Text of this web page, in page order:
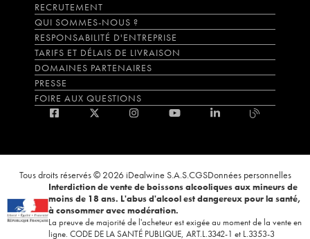
RECRUTEMENT
QUI SOMMES-NOUS ?
RESPONSABILITÉ D'ENTREPRISE
TARIFS ET DÉLAIS DE LIVRAISON
DOMAINES PARTENAIRES
PRESSE
FOIRE AUX QUESTIONS
Tous droits réservés © 2026 iDealwine S.A.S.CGSDonnées personnelles
Interdiction de vente de boissons alcooliques aux mineurs de
moins de 18 ans. L'abus d'alcool est dangereux pour la santé,
à consommer avec modération.
La preuve de majorité de l'acheteur est exigée au moment de la vente en
ligne. CODE DE LA SANTÉ PUBLIQUE, ART.L.3342-1 et L.3353-3